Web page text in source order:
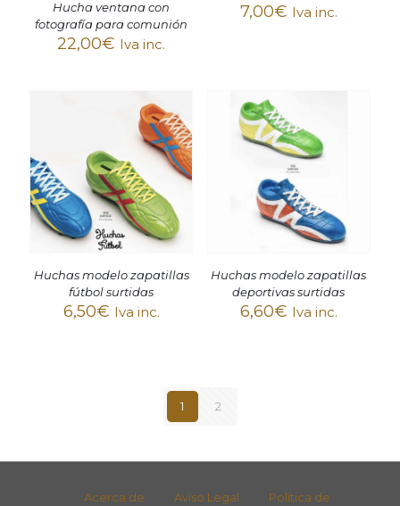
Hucha ventana con
fotografía para comunión
22,00€ Iva inc.
7,00€ Iva inc.
Huchas modelo zapatillas
fútbol surtidas
6,50€ Iva inc.
Huchas modelo zapatillas
deportivas surtidas
6,60€ Iva inc.
1 2
Acerca de Aviso Legal
Política de